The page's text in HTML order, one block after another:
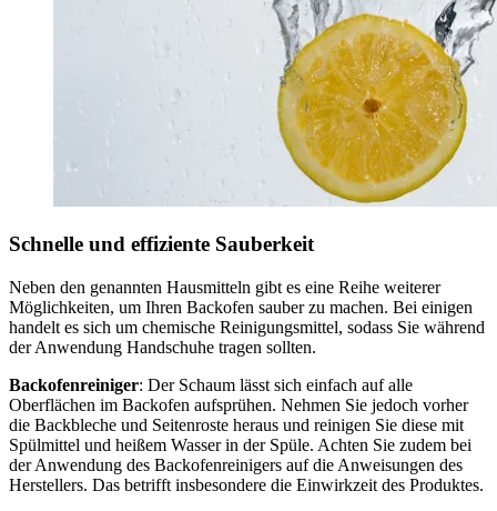
Schnelle und effiziente Sauberkeit
Neben den genannten Hausmitteln gibt es eine Reihe weiterer
Möglichkeiten, um Ihren Backofen sauber zu machen. Bei einigen
handelt es sich um chemische Reinigungsmittel, sodass Sie während
der Anwendung Handschuhe tragen sollten.
Backofenreiniger: Der Schaum lässt sich einfach auf alle
Oberflächen im Backofen aufsprühen. Nehmen Sie jedoch vorher
die Backbleche und Seitenroste heraus und reinigen Sie diese mit
Spülmittel und heißem Wasser in der Spüle. Achten Sie zudem bei
der Anwendung des Backofenreinigers auf die Anweisungen des
Herstellers. Das betrifft insbesondere die Einwirkzeit des Produktes.